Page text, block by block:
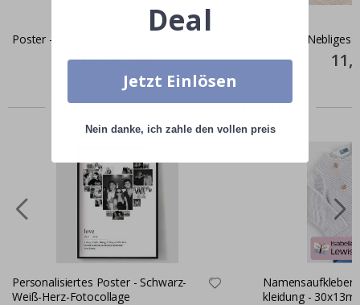
Poster - Nebeliger See Spiegelung
11,00 CHF
Poster - Nebliges
Price
Zusammen gekaufte Produkte
Personalisiertes Poster - Schwarz-
Weiß-Herz-Fotocollage
Namensaufkleber
kleidung -
Deal
Jetzt Einlösen
Nein danke, ich zahle den vollen preis